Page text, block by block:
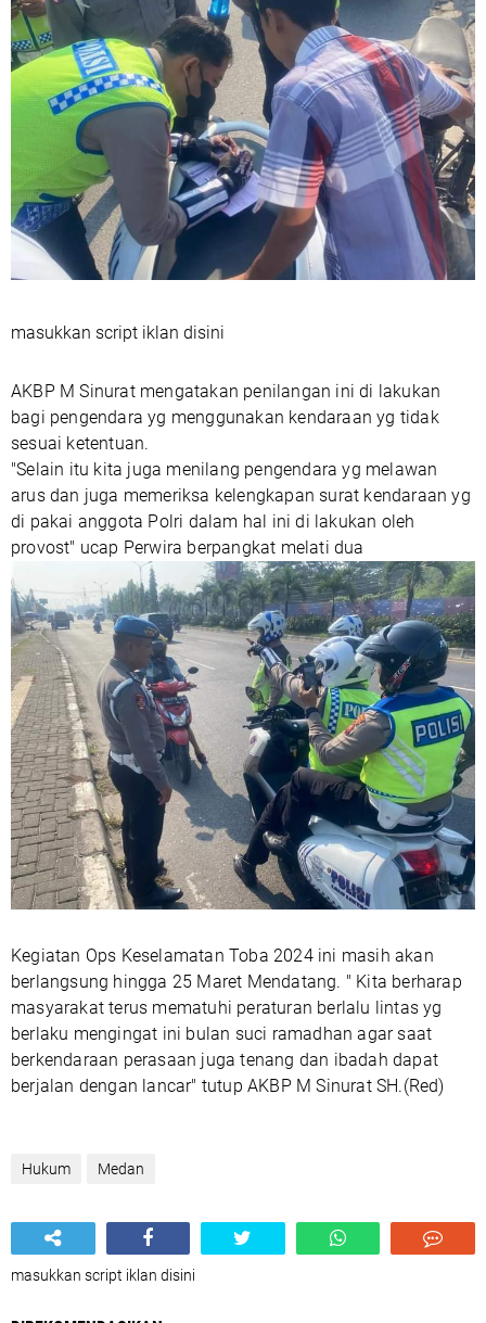
masukkan script iklan disini
AKBP M Sinurat mengatakan penilangan ini di lakukan
bagi pengendara yg menggunakan kendaraan yg tidak
sesuai ketentuan.
"Selain itu kita juga menilang pengendara yg melawan
arus dan juga memeriksa kelengkapan surat kendaraan yg
di pakai anggota Polri dalam hal ini di lakukan oleh
provost" ucap Perwira berpangkat melati dua
Kegiatan Ops Keselamatan Toba 2024 ini masih akan
berlangsung hingga 25 Maret Mendatang. " Kita berharap
masyarakat terus mematuhi peraturan berlalu lintas yg
berlaku mengingat ini bulan suci ramadhan agar saat
berkendaraan perasaan juga tenang dan ibadah dapat
berjalan dengan lancar" tutup AKBP M Sinurat SH.(Red)
Hukum Medan
masukkan script iklan disini